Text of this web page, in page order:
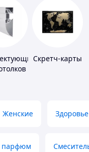
Скретч-карты
Женские Здоровье
парфюм